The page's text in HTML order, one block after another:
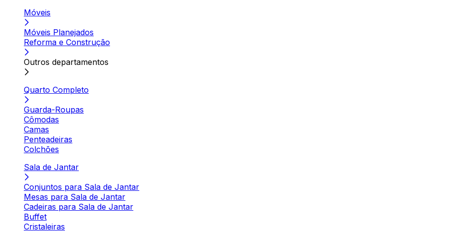
Móveis
Móveis Planejados
Reforma e Construção
Outros departamentos
Quarto Completo
Guarda-Roupas
Cômodas
Camas
Penteadeiras
Colchões
Sala de Jantar
Conjuntos para Sala de Jantar
Mesas para Sala de Jantar
Cadeiras para Sala de Jantar
Buffet
Cristaleiras